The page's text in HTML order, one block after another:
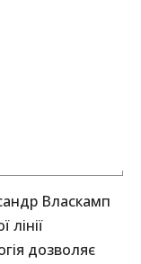
Власкамп
лінії
дозволяє